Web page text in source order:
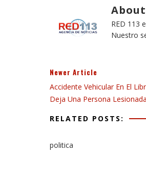
About
RED 113
Nuestro
Newer Article
Accidente Vehicular En El
Deja Una Persona Lesionada
RELATED POSTS:
politica